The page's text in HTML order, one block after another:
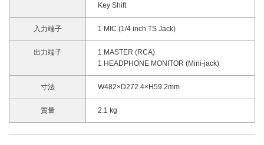
Key Shift
入力端子 1 MIC (1/4 inch TS Jack)
出力端子
1 MASTER (RCA)
1 HEADPHONE MONITOR (Mini-jack)
寸法 W482×D272.4×H59.2mm
質量 2.1 kg